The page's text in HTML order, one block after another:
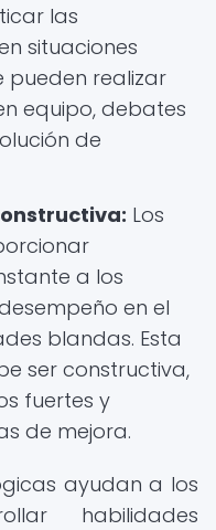
las
situaciones
pueden realizar
equipo, debates
de
Los
a los
en el
blandas. Esta
ser constructiva,
fuertes y
de mejora.
ayudan a los
habilidades